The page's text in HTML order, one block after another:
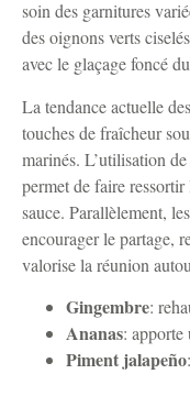
soin des garnitures
des oignons verts
avec le glaçage foncé
La tendance actuelle
touches de fraîcheur
marinés. L’utilisation
permet de faire
sauce. Parallèlement,
encourager le partage,
valorise la réunion
Gingembre:
Ananas: apporte
Piment jalapeño